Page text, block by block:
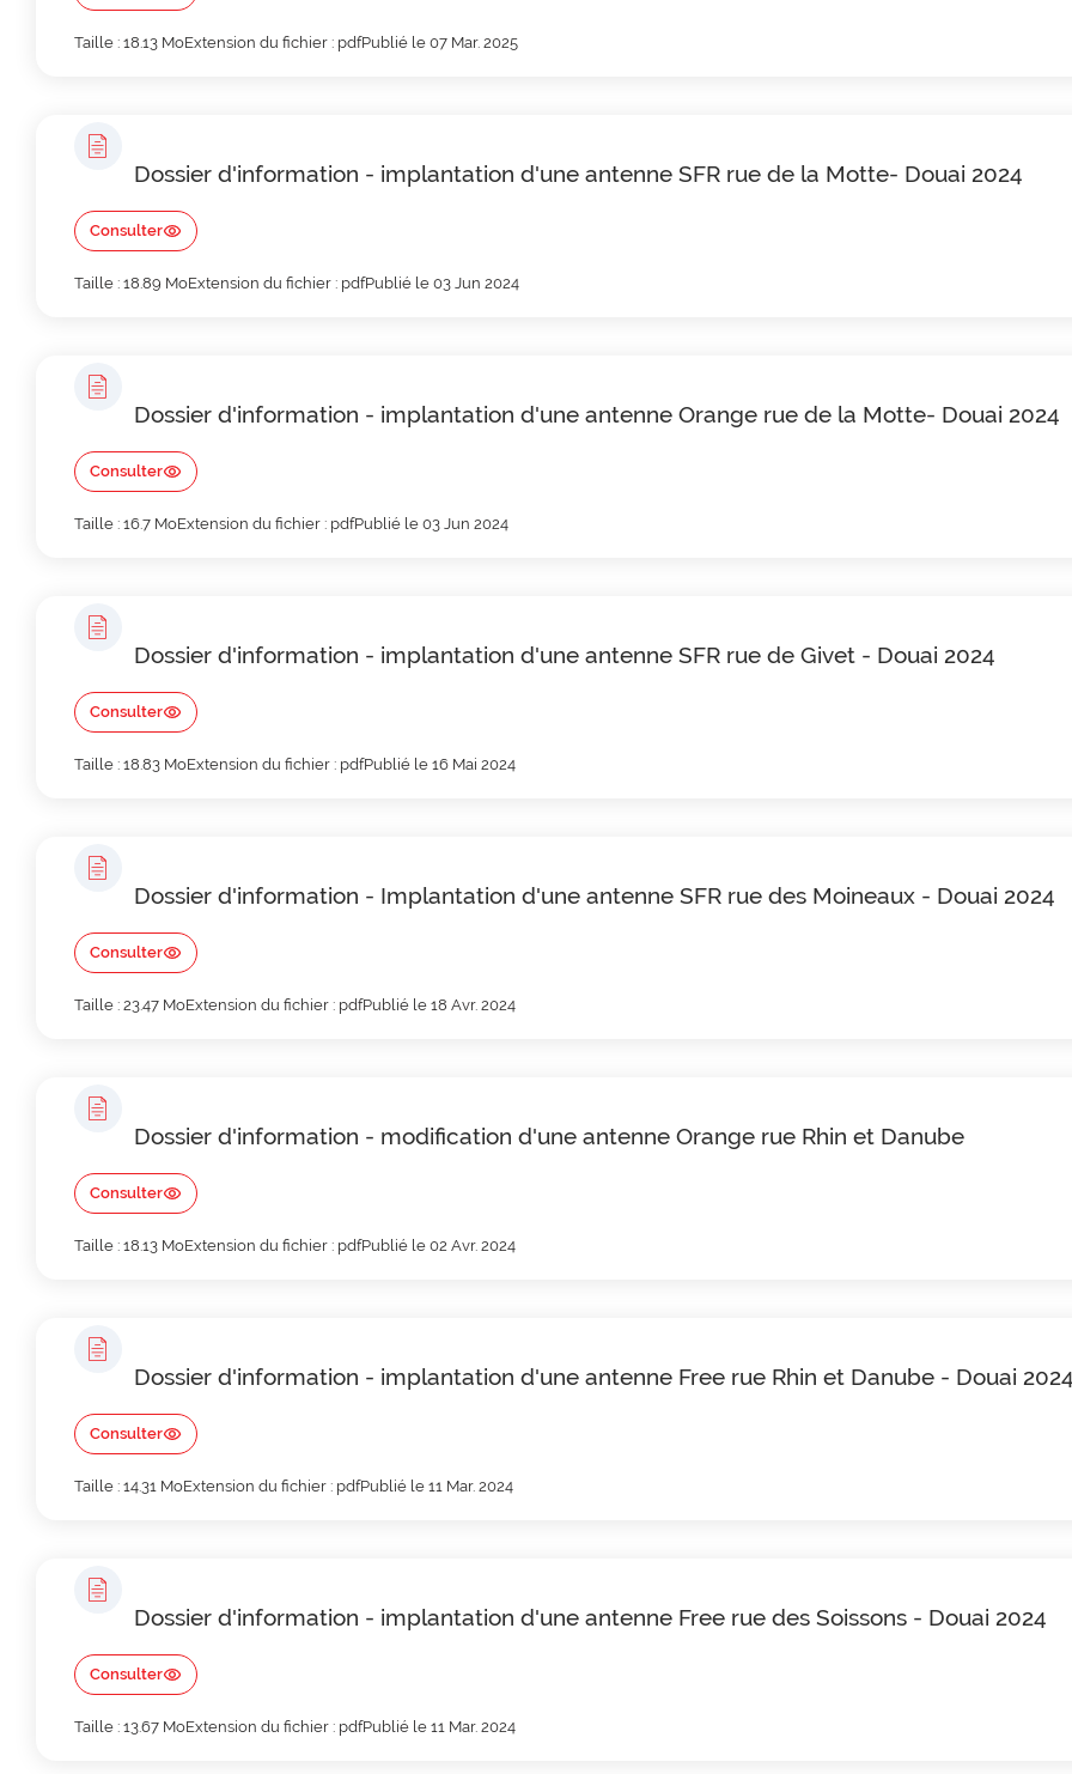
Taille : 18.13 MoExtension du fichier : pdfPublié le 07 Mar. 2025
Dossier d'information - implantation d'une antenne SFR rue de la Motte- Douai 2024
Consulter
Taille : 18.89 MoExtension du fichier : pdfPublié le 03 Jun 2024
Dossier d'information - implantation d'une antenne Orange rue de la Motte- Douai 2024
Consulter
Taille : 16.7 MoExtension du fichier : pdfPublié le 03 Jun 2024
Dossier d'information - implantation d'une antenne SFR rue de Givet - Douai 2024
Consulter
Taille : 18.83 MoExtension du fichier : pdfPublié le 16 Mai 2024
Dossier d'information - Implantation d'une antenne SFR rue des Moineaux - Douai 2024
Consulter
Taille : 23.47 MoExtension du fichier : pdfPublié le 18 Avr. 2024
Dossier d'information - modification d'une antenne Orange rue Rhin et Danube
Consulter
Taille : 18.13 MoExtension du fichier : pdfPublié le 02 Avr. 2024
Dossier d'information - implantation d'une antenne Free rue Rhin et Danube - Douai
Consulter
Taille : 14.31 MoExtension du fichier : pdfPublié le 11 Mar. 2024
Dossier d'information - implantation d'une antenne Free rue des Soissons - Douai 2024
Consulter
Taille : 13.67 MoExtension du fichier : pdfPublié le 11 Mar. 2024